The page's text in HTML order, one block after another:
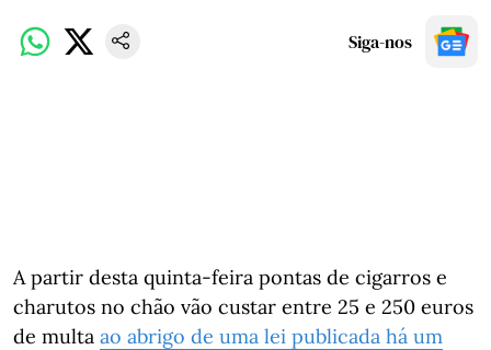
Siga-nos
A partir desta quinta-feira pontas de cigarros e
charutos no chão vão custar entre 25 e 250 euros
de multa ao abrigo de uma lei publicada há um